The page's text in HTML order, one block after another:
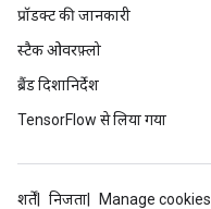
प्रॉडक्ट की जानकारी
स्टैक ओवरफ़्लो
ब्रैंड दिशानिर्देश
TensorFlow से लिया गया
शर्तें निजता
Manage cookies